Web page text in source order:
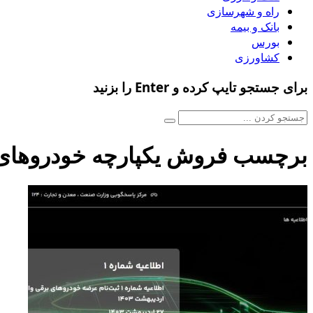
راه و شهرسازی
بانک و بیمه
بورس
کشاورزی
برای جستجو تایپ کرده و Enter را بزنید
برچسب فروش یکپارچه